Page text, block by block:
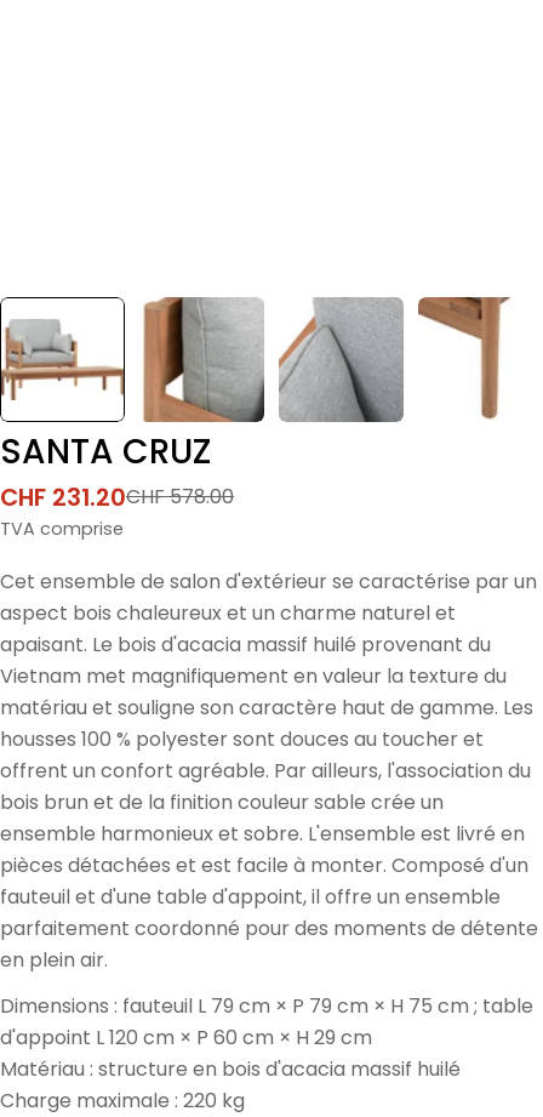
SANTA CRUZ
Prix
de
CHF 231.20
Prix
normal
CHF 578.00
TVA comprise
Cet ensemble de salon d'extérieur se caractérise par un
aspect bois chaleureux et un charme naturel et
apaisant. Le bois d'acacia massif huilé provenant du
Vietnam met magnifiquement en valeur la texture du
matériau et souligne son caractère haut de gamme. Les
housses 100 % polyester sont douces au toucher et
offrent un confort agréable. Par ailleurs, l'association du
bois brun et de la finition couleur sable crée un
ensemble harmonieux et sobre. L'ensemble est livré en
pièces détachées et est facile à monter. Composé d'un
fauteuil et d'une table d'appoint, il offre un ensemble
parfaitement coordonné pour des moments de détente
en plein air.
Dimensions : fauteuil L 79 cm × P 79 cm × H 75 cm ; table
d'appoint L 120 cm × P 60 cm × H 29 cm
Matériau : structure en bois d'acacia massif huilé
Charge maximale : 220 kg